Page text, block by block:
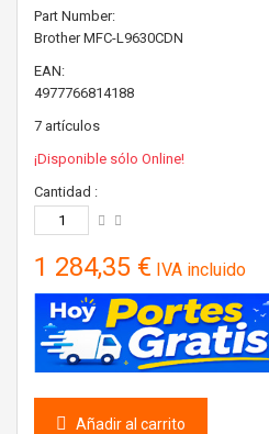
Part Number:
Brother MFC-L9630CDN
EAN:
4977766814188
7 artículos
¡Disponible sólo Online!
Cantidad :
1 284,35 € IVA incluido
Añadir al carrito